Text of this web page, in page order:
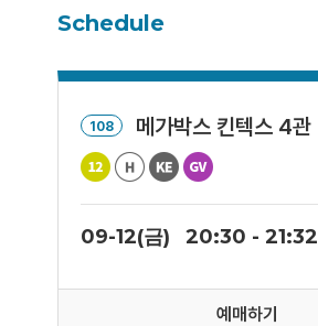
Schedule
108 메가박스 킨텍스 4관
09-12(금) 20:30 - 21:32
예매하기